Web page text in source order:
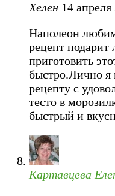
Хелен 14
Наполеон
рецепт
приготовить
быстро.Лично
рецепту с
тесто в
быстрый и
Картавцева